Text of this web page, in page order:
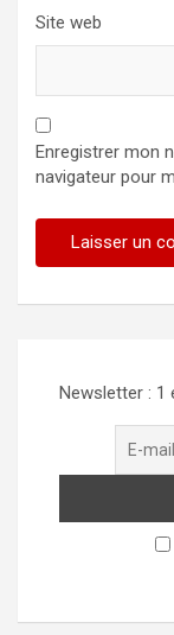
Site web
Enregistrer mon
navigateur pour
Newsletter : 1